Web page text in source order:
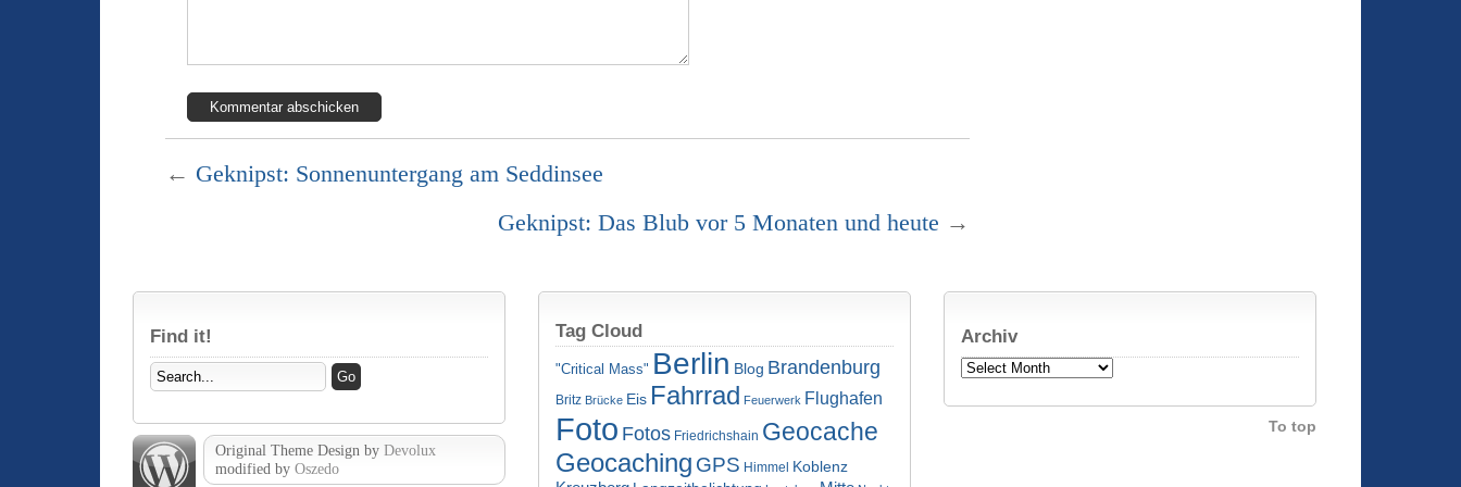
← Geknipst: Sonnenuntergang am Seddinsee
Geknipst: Das Blub vor 5 Monaten und heute →
Find it!
Original Theme Design by Devolux
modified by Oszedo
Tag Cloud
"Critical Mass" Berlin Blog Brandenburg
Britz Brücke Eis Fahrrad Feuerwerk Flughafen
Foto Fotos Friedrichshain Geocache
Geocaching GPS Himmel Koblenz
Archiv
Archiv
To top